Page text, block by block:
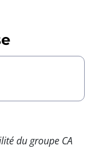
du groupe CA